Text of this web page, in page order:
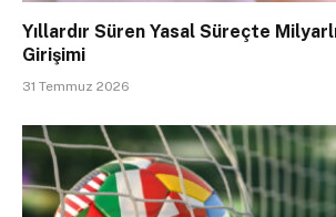
Yıllardır Süren Yasal Süreçte
Girişimi
31 Temmuz 2026